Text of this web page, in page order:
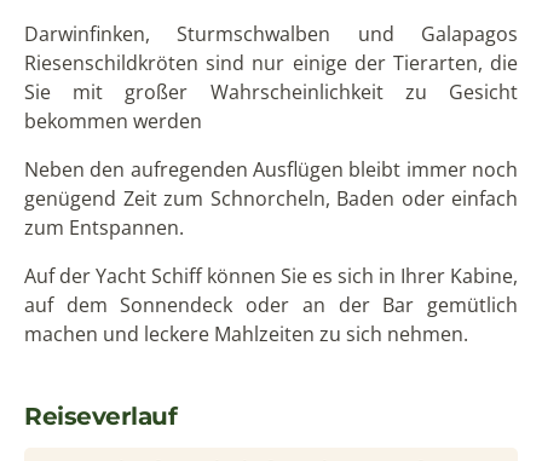
Darwinfinken, Sturmschwalben und Galapagos
Riesenschildkröten sind nur einige der Tierarten, die
Sie mit großer Wahrscheinlichkeit zu Gesicht
bekommen werden
Neben den aufregenden Ausflügen bleibt immer noch
genügend Zeit zum Schnorcheln, Baden oder einfach
zum Entspannen.
Auf der Yacht Schiff können Sie es sich in Ihrer Kabine,
auf dem Sonnendeck oder an der Bar gemütlich
machen und leckere Mahlzeiten zu sich nehmen.
Reiseverlauf